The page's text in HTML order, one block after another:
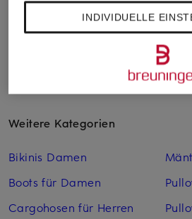
Weitere Kategorien
Bikinis Damen
Boots für Damen
Cargohosen für Herren
INDIVIDUELLE